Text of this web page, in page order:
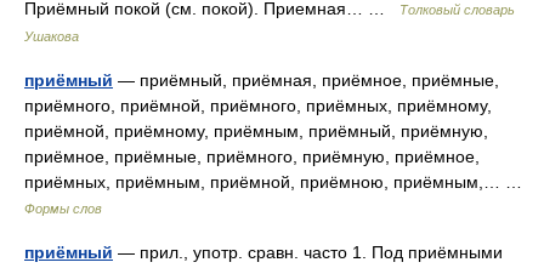
Приёмный покой (см. покой). Приемная… …
Толковый словарь
Ушакова
приёмный — приёмный, приёмная, приёмное, приёмные,
приёмного, приёмной, приёмного, приёмных, приёмному,
приёмной, приёмному, приёмным, приёмный, приёмную,
приёмное, приёмные, приёмного, приёмную, приёмное,
приёмных, приёмным, приёмной, приёмною, приёмным,… …
Формы слов
приёмный — прил., употр. сравн. часто 1. Под приёмными